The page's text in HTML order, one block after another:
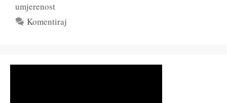
umjerenost
Komentiraj